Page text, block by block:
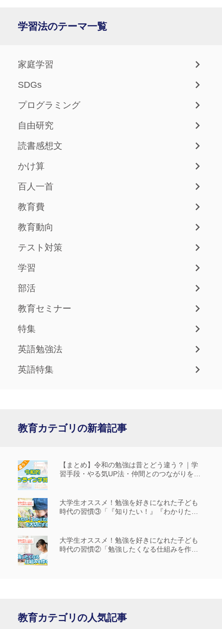
学習法のテーマ一覧
家庭学習
SDGs
プログラミング
自由研究
読書感想文
かけ算
百人一首
教育費
教育動向
テスト対策
学習
部活
教育セミナー
特集
英語勉強法
英語特集
教育カテゴリの新着記事
【まとめ】令和の勉強は昔とどう違う？｜学
習手段・やる気UP法・仲間とのつながりを解
大学生オススメ！勉強を好きになれた子ども
時代の習慣③「『知りたい！』『わかりた
大学生オススメ！勉強を好きになれた子ども
時代の習慣②「勉強したくなる仕組みを作
教育カテゴリの人気記事